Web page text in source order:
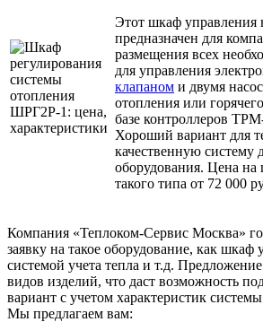
Этот шкаф управления
предназначен для
размещения всех
для управления
клапаном и двумя
отопления или
базе контроллеров
Хороший вариант для
качественную систему
оборудования. Цена
такого типа от 72 000
Компания «Теплоком-Сервис Москва»
заявку на такое оборудование, как шкаф
системой учета тепла и т.д.
видов изделий, что даст возможность
вариант с учетом характеристик
Мы предлагаем вам: